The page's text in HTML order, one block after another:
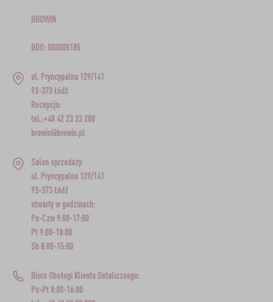
BROWIN
BDO: 000008185
ul. Pryncypalna 129/141
93-373 Łódź
Recepcja:
tel.:+48 42 23 23 200
browin@browin.pl
Salon sprzedaży:
ul. Pryncypalna 129/141
93-373 Łódź
otwarty w godzinach:
Pn-Czw 9:00-17:00
Pt 9:00-18:00
Sb 8:00-15:00
Biuro Obsługi Klienta Detalicznego:
Pn-Pt 8:00-16:00